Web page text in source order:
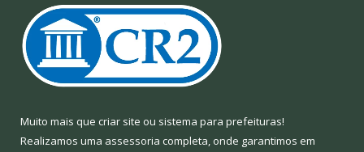
Muito mais que criar site ou sistema para prefeituras!
Realizamos uma assessoria completa, onde garantimos em